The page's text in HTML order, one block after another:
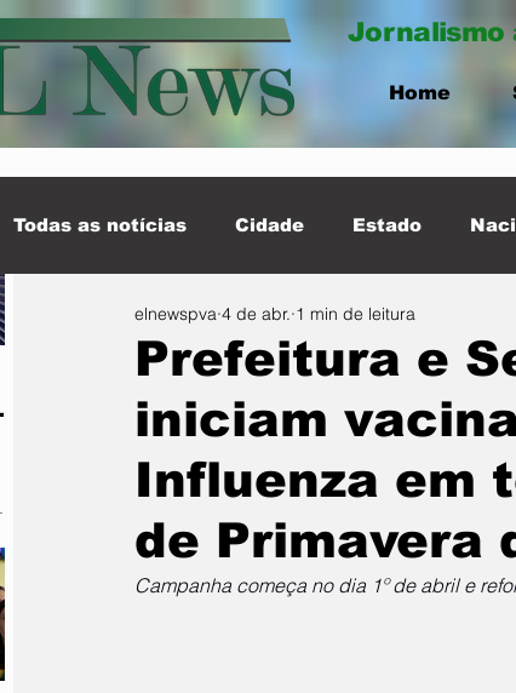
Jornalismo
Home
Todas as notícias Cidade Estado
Esporte Internacional Destaque
Prefeitura e
iniciam
Influenza em
de Primavera
elnewspva 4 de abr. 1 min de leitura
Campanha começa no dia 1º de abril e